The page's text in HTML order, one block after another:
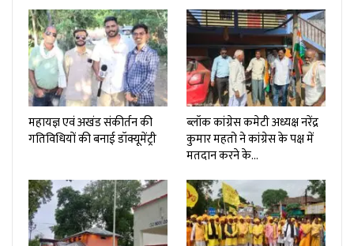
महायज्ञ एवं अखंड संकीर्तन की
गतिविधियों की बनाई डॉक्यूमेंट्री
ब्लॉक कांग्रेस कमेटी अध्यक्ष नरेंद्र
कुमार महतो ने कांग्रेस के पक्ष में
मतदान करने के…